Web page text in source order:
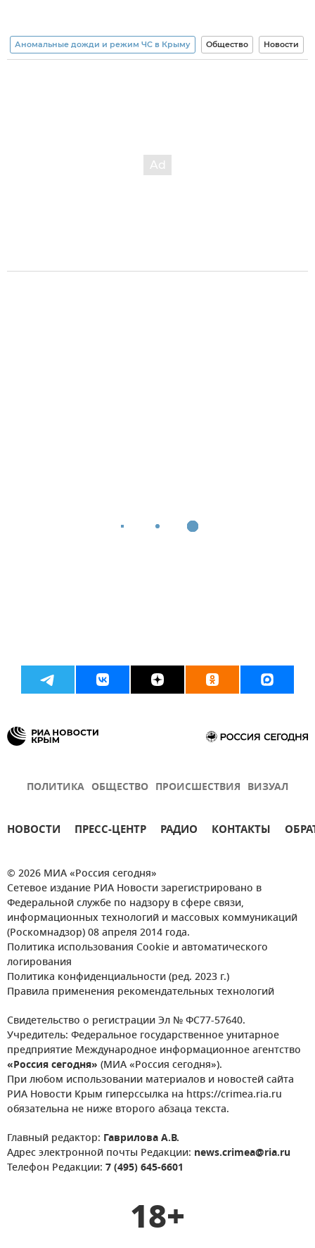
Аномальные дожди и режим ЧС в Крыму Общество Новости
ПОЛИТИКА ОБЩЕСТВО ПРОИСШЕСТВИЯ ВИЗУАЛ
НОВОСТИ ПРЕСС-ЦЕНТР РАДИО КОНТАКТЫ
© 2026 МИА «Россия сегодня»
Сетевое издание РИА Новости зарегистрировано в
Федеральной службе по надзору в сфере связи,
информационных технологий и массовых коммуникаций
(Роскомнадзор) 08 апреля 2014 года.
Политика использования Cookie и автоматического
логирования
Политика конфиденциальности (ред. 2023 г.)
Правила применения рекомендательных технологий
Свидетельство о регистрации Эл № ФС77-57640.
Учредитель: Федеральное государственное унитарное
предприятие Международное информационное агентство
«Россия сегодня» (МИА «Россия сегодня»).
При любом использовании материалов и новостей сайта
РИА Новости Крым гиперссылка на https://crimea.ria.ru
обязательна не ниже второго абзаца текста.
Главный редактор: Гаврилова А.В.
Адрес электронной почты Редакции: news.crimea@ria.ru
Телефон Редакции: 7 (495) 645-6601
18+